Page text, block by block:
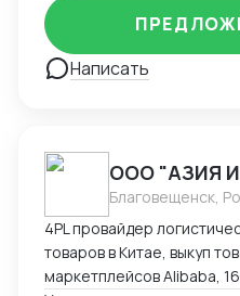
прошёл путь от
развитию бизнеса. Мой
профиль включает:
перевозок авто, авиа,
оптимизацию сроков и
Подготовку полного
документов: CMR, B/L,
листы, экспортные и
Работа с портами,
иностранными агентами;
Написать
ООО "АЗИЯ
Благовещенск,
4PL провайдер
товаров в Китае, выкуп
маркетплейсов Alibaba,